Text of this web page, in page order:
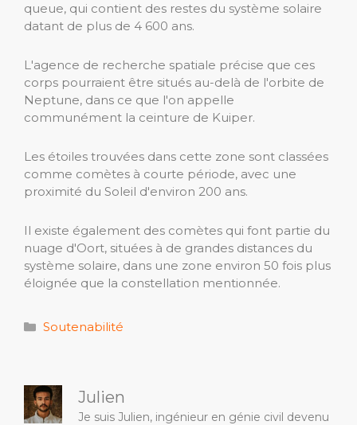
queue, qui contient des restes du système solaire
datant de plus de 4 600 ans.
L'agence de recherche spatiale précise que ces
corps pourraient être situés au-delà de l'orbite de
Neptune, dans ce que l'on appelle
communément la ceinture de Kuiper.
Les étoiles trouvées dans cette zone sont classées
comme comètes à courte période, avec une
proximité du Soleil d'environ 200 ans.
Il existe également des comètes qui font partie du
nuage d'Oort, situées à de grandes distances du
système solaire, dans une zone environ 50 fois plus
éloignée que la constellation mentionnée.
Catégories
Soutenabilité
Julien
Je suis Julien, ingénieur en génie civil devenu